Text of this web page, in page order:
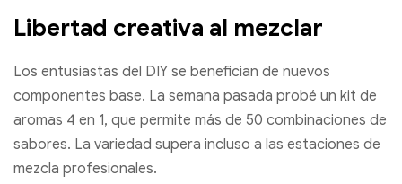
Libertad creativa al mezclar
Los entusiastas del DIY se benefician de nuevos
componentes base. La semana pasada probé un kit de
aromas 4 en 1, que permite más de 50 combinaciones de
sabores. La variedad supera incluso a las estaciones de
mezcla profesionales.